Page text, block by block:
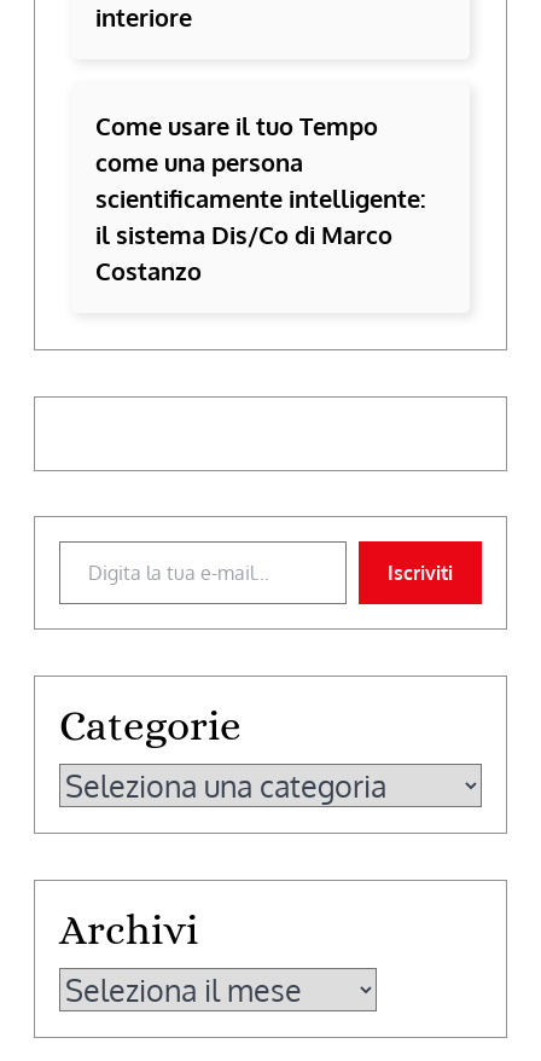
interiore
Come usare il tuo Tempo
come una persona
scientificamente intelligente:
il sistema Dis/Co di Marco
Costanzo
Digita la tua e-mail...
Iscriviti
Categorie
Categorie
Archivi
Archivi